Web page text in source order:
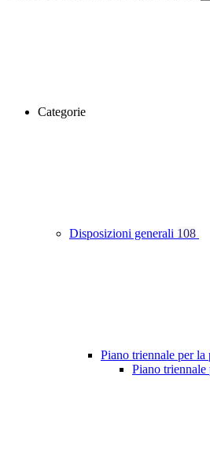
Categorie
Disposizioni generali 108
Piano triennale per la
Piano